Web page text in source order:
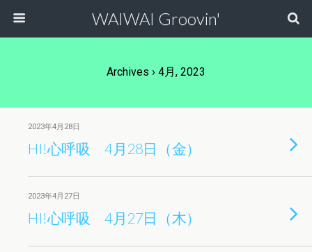
WAIWAI Groovin'
Archives › 4月, 2023
2023年4月28日
HI!心呼吸 4月28日（金）
2023年4月27日
HI!心呼吸 4月27日（木）